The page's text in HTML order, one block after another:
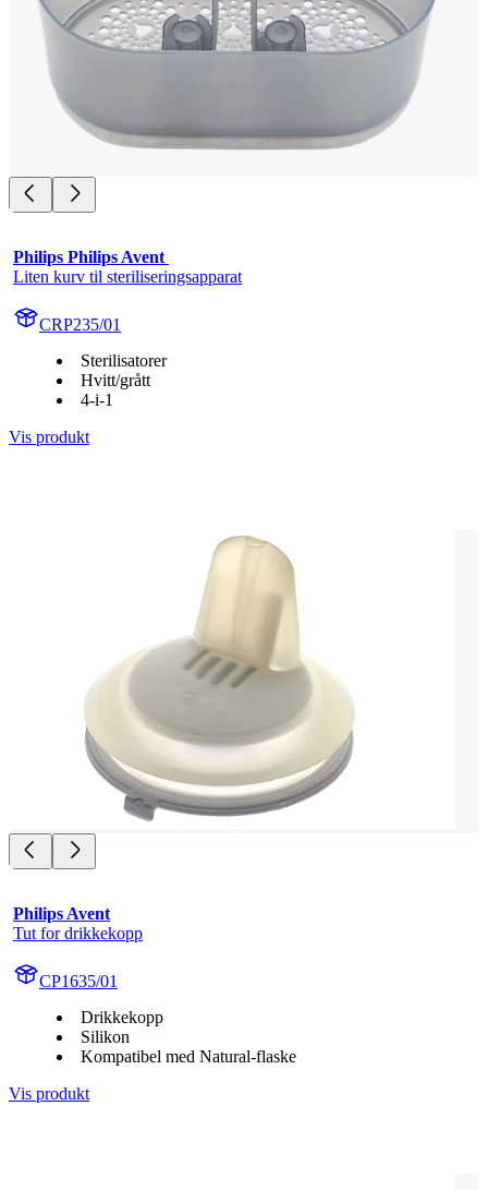
Philips Philips Avent
Liten kurv til steriliseringsapparat
CRP235/01
Sterilisatorer
Hvitt/grått
4-i-1
Vis produkt
Philips Avent
Tut for drikkekopp
CP1635/01
Drikkekopp
Silikon
Kompatibel med Natural-flaske
Vis produkt